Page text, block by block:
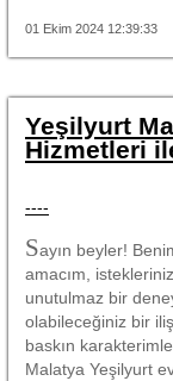
01 Ekim 2024 12:39:33
Yeşilyurt
Hizmetleri
----
Sayın beyler!
amacım,
unutulmaz bir
olabileceğiniz bir
baskın
Malatya Yeşilyurt